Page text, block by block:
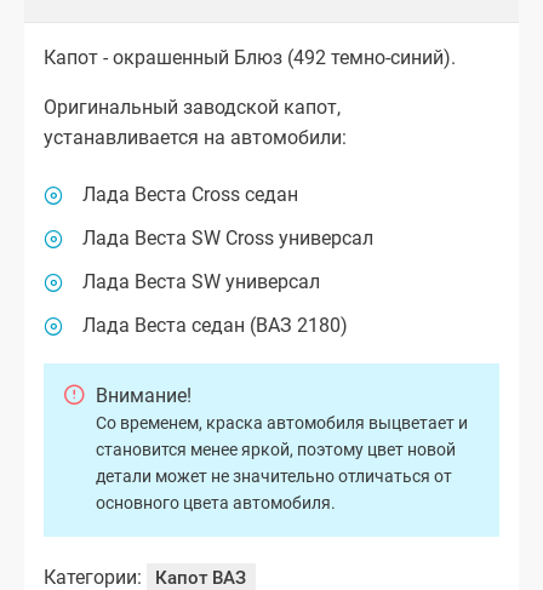
Капот - окрашенный Блюз (492 темно-синий).
Оригинальный заводской капот,
устанавливается на автомобили:
Лада Веста Cross седан
Лада Веста SW Cross универсал
Лада Веста SW универсал
Лада Веста седан (ВАЗ 2180)
Внимание!
Со временем, краска автомобиля выцветает и
становится менее яркой, поэтому цвет новой
детали может не значительно отличаться от
основного цвета автомобиля.
Категории: Капот ВАЗ